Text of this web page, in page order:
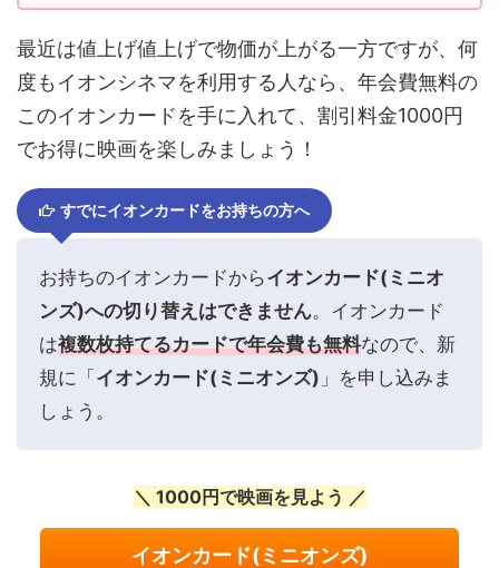
最近は値上げ値上げで物価が上がる一方ですが、何
度もイオンシネマを利用する人なら、年会費無料の
このイオンカードを手に入れて、割引料金1000円
でお得に映画を楽しみましょう！
すでにイオンカードをお持ちの方へ
お持ちのイオンカードからイオンカード(ミニオ
ンズ)への切り替えはできません。イオンカード
は複数枚持てるカードで年会費も無料なので、新
規に「イオンカード(ミニオンズ) 」を申し込みま
しょう。
＼ 1000円で映画を見よう ／
イオンカード(ミニオンズ)